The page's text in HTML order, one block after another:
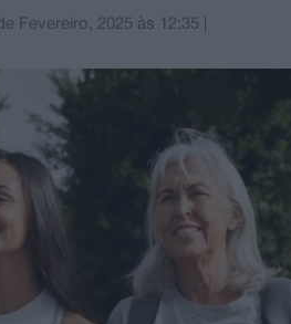
Fevereiro, 2025 às 12:35